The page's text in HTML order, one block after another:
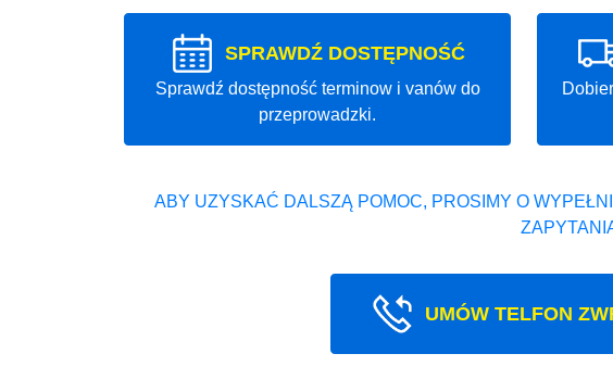
SPRAWDŹ DOSTĘPNOŚĆ
Sprawdź dostępność terminow i vanów do
przeprowadzki.
ABY UZYSKAĆ DALSZĄ POMOC, PROSIMY O
UMÓW TELFON